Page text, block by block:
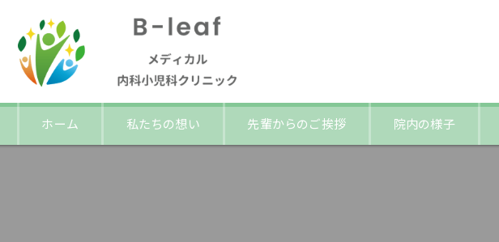
ホーム 私たちの想い 先輩からのご挨拶 院内の様子